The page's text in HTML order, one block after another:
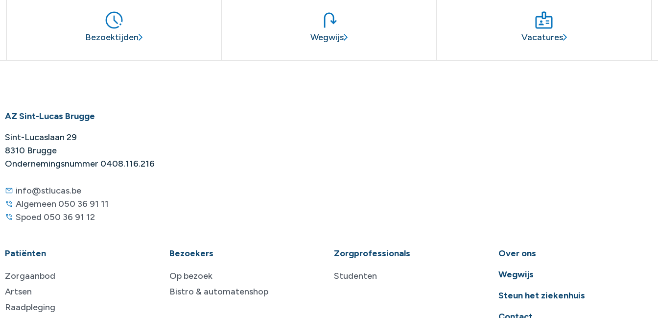
Bezoektijden Wegwijs Vacatures
AZ Sint-Lucas Brugge
Sint-Lucaslaan 29
8310 Brugge
Ondernemingsnummer 0408.116.216
info@stlucas.be
Algemeen 050 36 91 11
Spoed 050 36 91 12
Patiënten
Zorgaanbod
Artsen
Raadpleging
Bezoekers
Op bezoek
Bistro & automatenshop
Zorgprofessionals
Studenten
Over ons
Wegwijs
Steun het ziekenhuis